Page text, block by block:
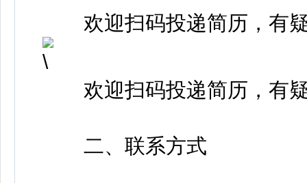
欢迎扫码投递简历，有疑
欢迎扫码投递简历，有疑
二、联系方式